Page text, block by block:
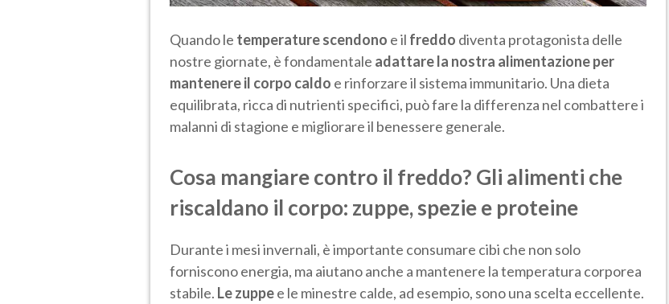
Quando le temperature scendono e il freddo diventa protagonista delle
nostre giornate, è fondamentale adattare la nostra alimentazione per
mantenere il corpo caldo e rinforzare il sistema immunitario. Una dieta
equilibrata, ricca di nutrienti specifici, può fare la differenza nel combattere i
malanni di stagione e migliorare il benessere generale.
Cosa mangiare contro il freddo? Gli alimenti che
riscaldano il corpo: zuppe, spezie e proteine
Durante i mesi invernali, è importante consumare cibi che non solo
forniscono energia, ma aiutano anche a mantenere la temperatura corporea
stabile. Le zuppee le minestre calde, ad esempio, sono una scelta eccellente.